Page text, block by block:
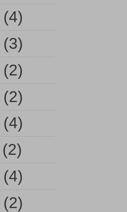
(4)
(3)
(2)
(2)
(4)
(2)
(4)
(2)